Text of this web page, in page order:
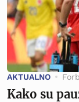
AKTUALNO
Kako su